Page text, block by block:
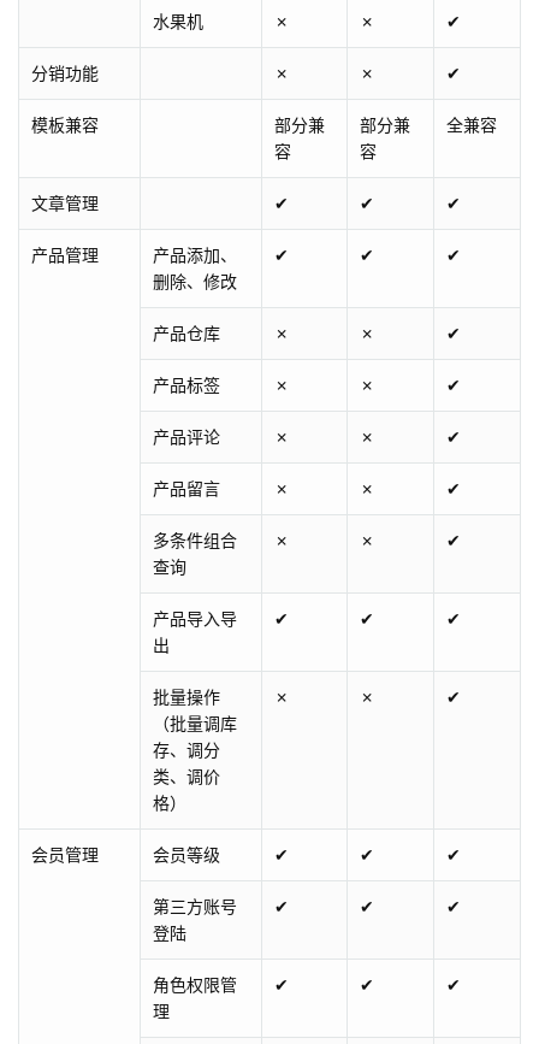
水果机 ✗ ✗ ✔
分销功能 ✗ ✗ ✔
模板兼容
部分兼
容
部分兼
容
全兼容
文章管理 ✔ ✔ ✔
产品管理
产品添加、
删除、修改
✔ ✔ ✔
产品仓库 ✗ ✗ ✔
产品标签 ✗ ✗ ✔
产品评论 ✗ ✗ ✔
产品留言 ✗ ✗ ✔
多条件组合
查询
✗ ✗ ✔
产品导入导
出
✔ ✔ ✔
批量操作
（批量调库
存、调分
类、调价
格）
✗ ✗ ✔
会员管理 会员等级 ✔ ✔ ✔
第三方账号
登陆
✔ ✔ ✔
角色权限管
理
✔ ✔ ✔